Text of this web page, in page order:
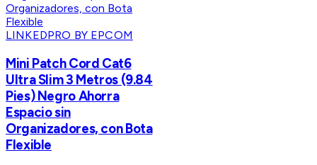
LINKEDPRO BY EPCOM
Mini Patch Cord Cat6
Ultra Slim 3 Metros (9.84
Pies) Negro Ahorra
Espacio sin
Organizadores, con Bota
Flexible